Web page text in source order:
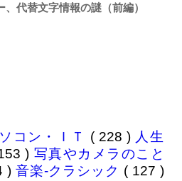
、代替文字情報の謎（前編）
コン・ＩＴ ( 228 ) 人生
) 写真やカメラのこと
) 音楽-クラシック ( 127 )